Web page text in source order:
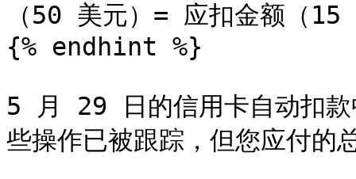
（50 美元）= 应扣金额（
{% endhint %}
5 月 29 日的信用卡自动扣
些操作已被跟踪，但您应付